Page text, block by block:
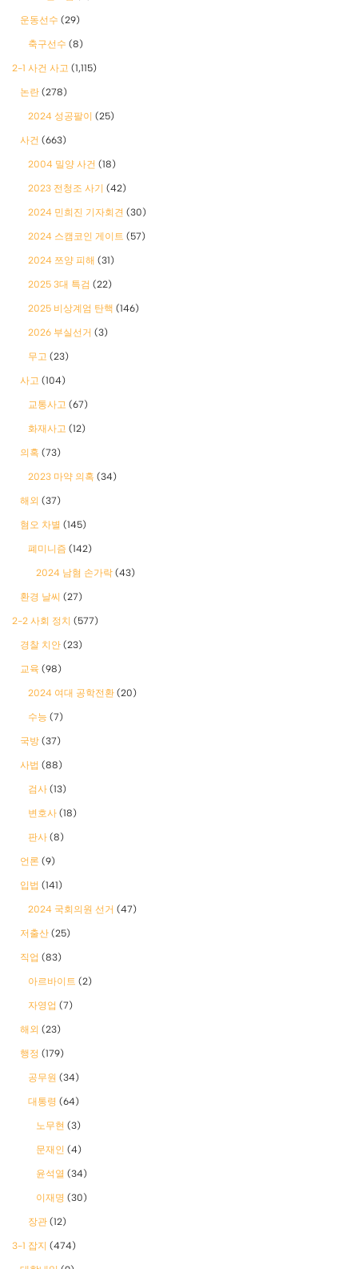
운동선수 (29)
축구선수 (8)
2-1 사건 사고 (1,115)
논란 (278)
2024 성공팔이 (25)
사건 (663)
2004 밀양 사건 (18)
2023 전청조 사기 (42)
2024 민희진 기자회견 (30)
2024 스캠코인 게이트 (57)
2024 쯔양 피해 (31)
2025 3대 특검 (22)
2025 비상계엄 탄핵 (146)
2026 부실선거 (3)
무고 (23)
사고 (104)
교통사고 (67)
화재사고 (12)
의혹 (73)
2023 마약 의혹 (34)
해외 (37)
혐오 차별 (145)
폐미니즘 (142)
2024 남혐 손가락 (43)
환경 날씨 (27)
2-2 사회 정치 (577)
경찰 치안 (23)
교육 (98)
2024 여대 공학전환 (20)
수능 (7)
국방 (37)
사법 (88)
검사 (13)
변호사 (18)
판사 (8)
언론 (9)
입법 (141)
2024 국회의원 선거 (47)
저출산 (25)
직업 (83)
아르바이트 (2)
자영업 (7)
해외 (23)
행정 (179)
공무원 (34)
대통령 (64)
노무현 (3)
문재인 (4)
윤석열 (34)
이재명 (30)
장관 (12)
3-1 잡지 (474)